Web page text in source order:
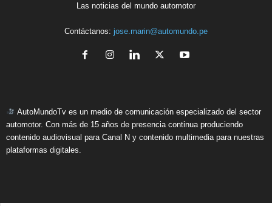
Las noticias del mundo automotor
Contáctanos: jose.marin@automundo.pe
AutoMundoTv es un medio de comunicación especializado del sector
automotor. Con más de 15 años de presencia continua produciendo
contenido audiovisual para Canal N y contenido multimedia para nuestras
plataformas digitales.